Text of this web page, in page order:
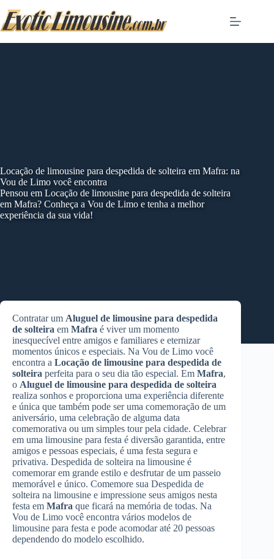
to
content
Locação de limousine para despedida de solteira em Mafra: na
Vou de Limo você encontra
Pensou em Locação de limousine para despedida de solteira
em Mafra? Conheça a Vou de Limo e tenha a melhor
experiência da sua vida!
Contratar um Aluguel de limousine para despedida
de solteira em Mafra é viver um momento
inesquecível entre amigos e familiares e eternizar
momentos únicos e especiais. Na Vou de Limo você
encontra a Locação de limousine para despedida de
solteira perfeita para o seu dia tão especial. Em Mafra,
o Aluguel de limousine para despedida de solteira
realiza sonhos e proporciona uma experiência diferente
e única que também pode ser uma comemoração de um
aniversário, uma celebração de alguma data
comemorativa ou um simples tour pela cidade. Celebrar
em uma limousine para festa é diversão garantida, entre
amigos e pessoas especiais, é uma festa segura e
privativa. Despedida de solteira na limousine é
comemorar em grande estilo e desfrutar de um passeio
memorável e único. Comemore sua Despedida de
solteira na limousine e impressione seus amigos nesta
festa em Mafra que ficará na memória de todas. Na
Vou de Limo você encontra vários modelos de
limousine para festa e pode acomodar até 20 pessoas
dependendo do modelo escolhido.